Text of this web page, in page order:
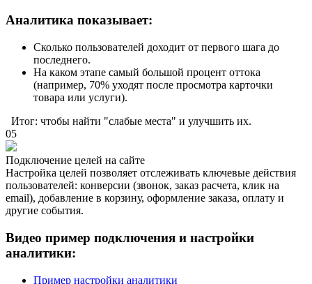
Аналитика показывает:
Сколько пользователей доходит от первого шага до
последнего.
На каком этапе самый большой процент оттока
(например, 70% уходят после просмотра карточки
товара или услуги).
Итог: чтобы найти "слабые места" и улучшить их.
05
Подключение целей на сайте
Настройка целей позволяет отслеживать ключевые действия
пользователей: конверсии (звонок, заказ расчета, клик на
email), добавление в корзину, оформление заказа, оплату и
другие события.
Видео пример подключения и настройки
аналитики:
Пример настройки аналитики